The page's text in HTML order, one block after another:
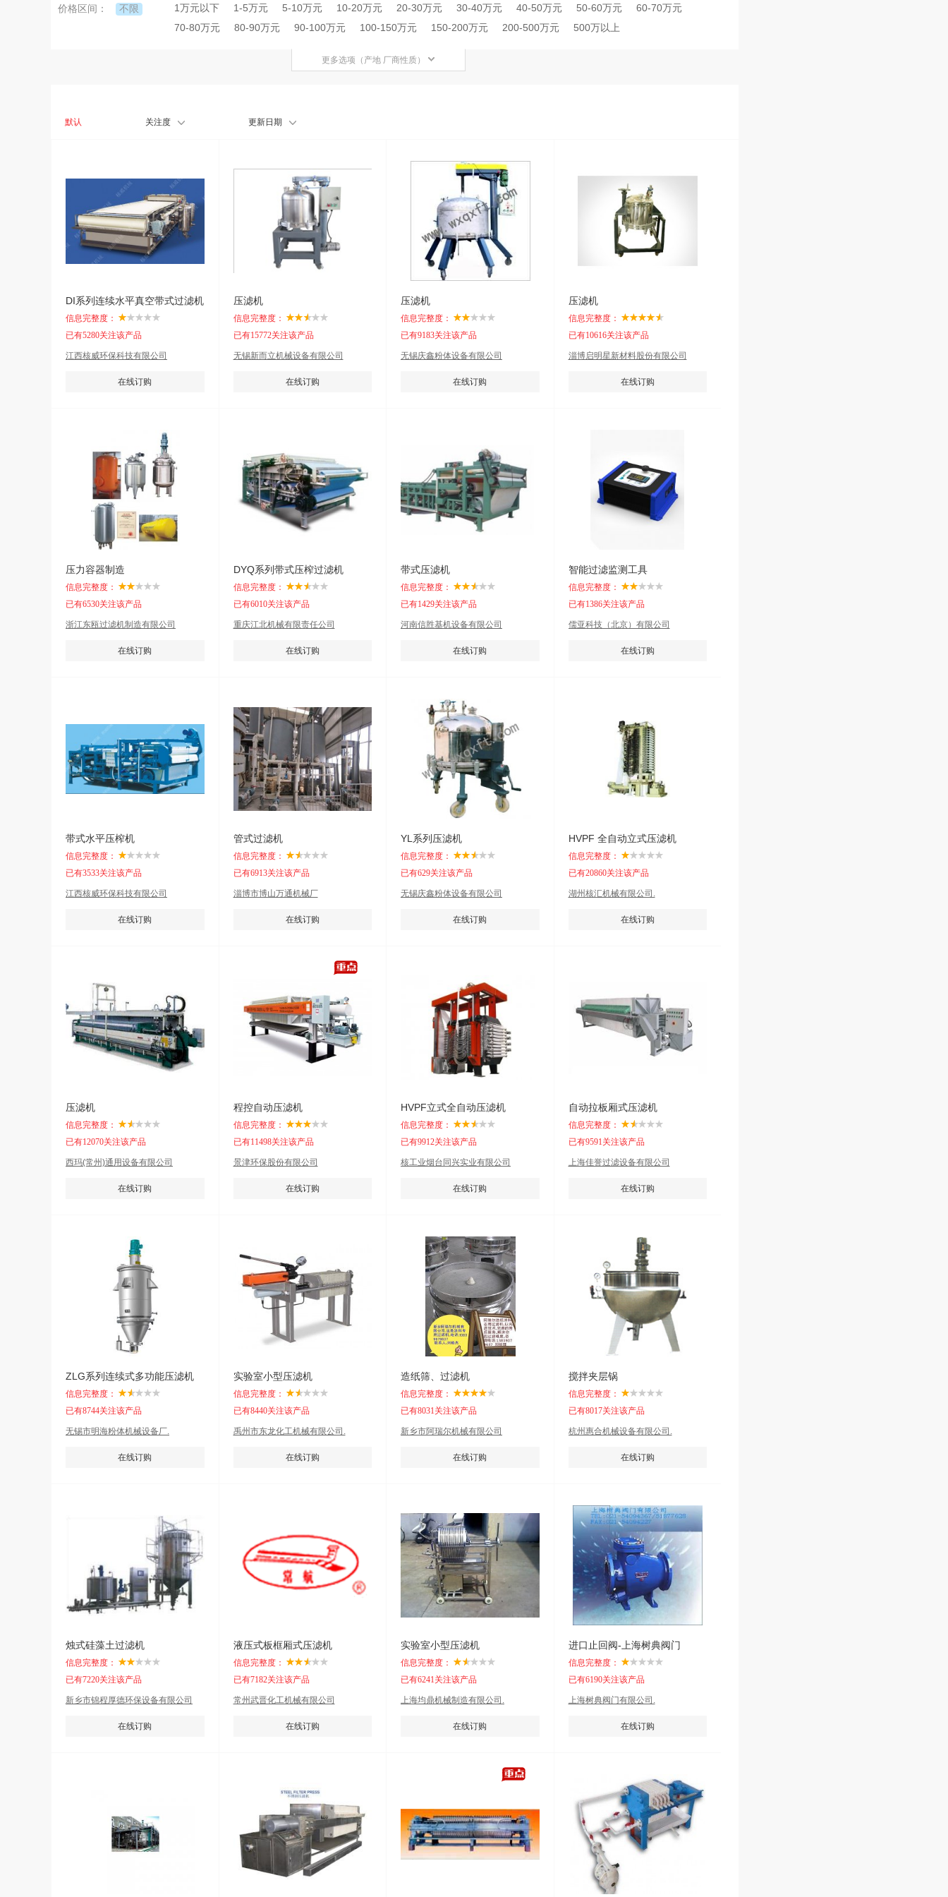
价格区间： 不限 1万元以下 1-5万元 5-10万元 10-20万元 20-30万元 30-40万元 40-50万元 50-60万元
60-70万元
70-80万元
80-90万元 90-100万元 100-150万元 150-200万元 200-500万元 500万以上
更多选项（产地 厂商性质）
默认 关注度 更新日期
DI系列连续水平真空带式过滤机
信息完整度：
已有5280关注该产品
江西核威环保科技有限公司
在线订购
压滤机
信息完整度：
已有15772关注该产品
无锡新而立机械设备有限公司
在线订购
压滤机
信息完整度：
已有9183关注该产品
无锡庆鑫粉体设备有限公司
在线订购
压滤机
信息完整度：
已有10616关注该产品
淄博启明星新材料股份有限公司
在线订购
压力容器制造
信息完整度：
已有6530关注该产品
浙江东瓯过滤机制造有限公司
在线订购
DYQ系列带式压榨过滤机
信息完整度：
已有6010关注该产品
重庆江北机械有限责任公司
在线订购
带式压滤机
信息完整度：
已有1429关注该产品
河南信胜基机设备有限公司
在线订购
智能过滤监测工具
信息完整度：
已有1386关注该产品
儒亚科技（北京）有限公司
在线订购
带式水平压榨机
信息完整度：
已有3533关注该产品
江西核威环保科技有限公司
在线订购
管式过滤机
信息完整度：
已有6913关注该产品
淄博市博山万通机械厂
在线订购
YL系列压滤机
信息完整度：
已有629关注该产品
无锡庆鑫粉体设备有限公司
在线订购
HVPF 全自动立式压滤机
信息完整度：
已有20860关注该产品
湖州核汇机械有限公司.
在线订购
压滤机
信息完整度：
已有12070关注该产品
西玛(常州)通用设备有限公司
在线订购
程控自动压滤机
信息完整度：
已有11498关注该产品
景津环保股份有限公司
在线订购
HVPF立式全自动压滤机
信息完整度：
已有9912关注该产品
核工业烟台同兴实业有限公司
在线订购
自动拉板厢式压滤机
信息完整度：
已有9591关注该产品
上海佳誉过滤设备有限公司
在线订购
ZLG系列连续式多功能压滤机
信息完整度：
已有8744关注该产品
无锡市明海粉体机械设备厂.
在线订购
实验室小型压滤机
信息完整度：
已有8440关注该产品
禹州市东龙化工机械有限公司.
在线订购
造纸筛、过滤机
信息完整度：
已有8031关注该产品
新乡市阿瑞尔机械有限公司
在线订购
搅拌夹层锅
信息完整度：
已有8017关注该产品
杭州惠合机械设备有限公司.
在线订购
烛式硅藻土过滤机
信息完整度：
已有7220关注该产品
新乡市锦程厚德环保设备有限公司
在线订购
液压式板框厢式压滤机
信息完整度：
已有7182关注该产品
常州武晋化工机械有限公司
在线订购
实验室小型压滤机
信息完整度：
已有6241关注该产品
上海均鼎机械制造有限公司.
在线订购
进口止回阀-上海树典阀门
信息完整度：
已有6190关注该产品
上海树典阀门有限公司.
在线订购